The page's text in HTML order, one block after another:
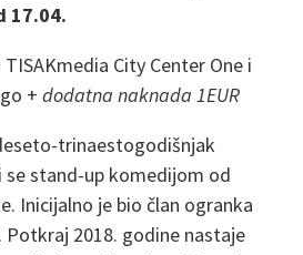
17.04.
TISAKmedia City Center One i
+ dodatna naknada 1EUR
trinaestogodišnjak
se stand-up komedijom od
Inicijalno je bio član ogranka
Potkraj 2018. godine nastaje